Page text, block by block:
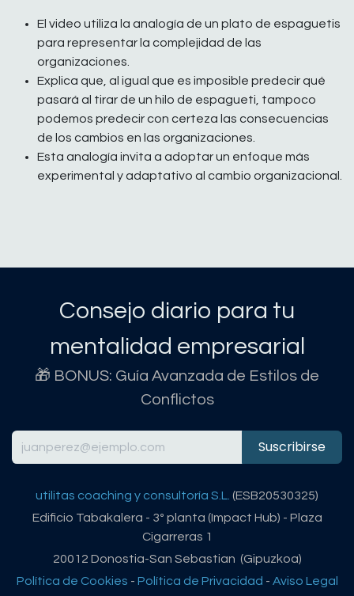
El video utiliza la analogía de un plato de espaguetis
para representar la complejidad de las
organizaciones.
Explica que, al igual que es imposible predecir qué
pasará al tirar de un hilo de espagueti, tampoco
podemos predecir con certeza las consecuencias
de los cambios en las organizaciones.
Esta analogía invita a adoptar un enfoque más
experimental y adaptativo al cambio organizacional.
Consejo diario para tu
mentalidad empresarial
🎁 BONUS: Guía Avanzada de Estilos de
Conflictos
Suscribirse
utilitas coaching y consultoría S.L. (ESB20530325)
Edificio Tabakalera - 3º planta (Impact Hub) - Plaza
Cigarreras 1
20012 Donostia-San Sebastian (Gipuzkoa)
Política de Cookies - Política de Privacidad - Aviso Legal